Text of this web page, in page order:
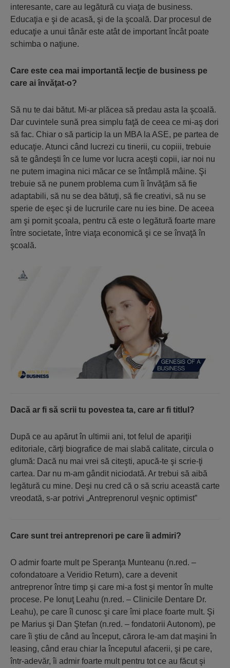
interesante, care au legătură cu viaţa de business.
Educaţia e şi de acasă, şi de la şcoală. Dar procesul de
educaţie a unui tânăr este atât de important încât poate
schimba o naţiune.
Care este cea mai importantă lecţie de business pe
care ai învăţat-o?
Să nu te dai bătut. Mi-ar plăcea să predau asta la şcoală.
Dar cuvintele sună prea simplu faţă de ceea ce mi-aş dori
să fac. Chiar o să particip la un MBA la ASE, pe partea de
educaţie. Atunci când lucrezi cu tinerii, cu copiii, trebuie
să te gândeşti în ce lume vor lucra aceşti copii, iar noi nu
ne putem imagina nici măcar ce se întâmplă mâine. Şi
trebuie să ne punem problema cum îi învăţăm să fie
adaptabili, să nu se dea bătuţi, să fie creativi, să nu se
sperie de eşec şi de lucrurile care nu ies bine. De aceea
am şi pornit şcoala, pentru că este o legătură foarte mare
între societate, între viaţa economică şi ce se învaţă în
şcoală.
Dacă ar fi să scrii tu povestea ta, care ar fi titlul?
După ce au apărut în ultimii ani, tot felul de apariţii
editoriale, cărţi biografice de mai slabă calitate, circula o
glumă: Dacă nu mai vrei să citeşti, apucă-te şi scrie-ţi
cartea. Dar nu m-am gândit niciodată. Ar trebui să aibă
legătură cu mine. Deşi nu cred că o să scriu această carte
vreodată, s-ar potrivi „Antreprenorul veşnic optimist”
Care sunt trei antreprenori pe care îi admiri?
O admir foarte mult pe Speranţa Munteanu (n.red. –
cofondatoare a Veridio Return), care a devenit
antreprenor între timp şi care mi-a fost şi mentor în multe
procese. Pe Ionuţ Leahu (n.red. – Clinicile Dentare Dr.
Leahu), pe care îl cunosc şi care îmi place foarte mult. Şi
pe Marius şi Dan Ştefan (n.red. – fondatorii Autonom), pe
care îi ştiu de când au început, cărora le-am dat maşini în
leasing, când erau chiar la începutul afacerii, şi pe care,
într-adevăr, îi admir foarte mult pentru tot ce au făcut şi